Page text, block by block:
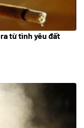
từ tình yêu đất